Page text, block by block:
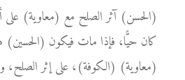
(الحسن) آثر الصلح مع (معاوية) على
كان حيًّا، فإذا مات فيكون (الحسين)
(معاوية) (الكوفة)، على إثر الصلح،